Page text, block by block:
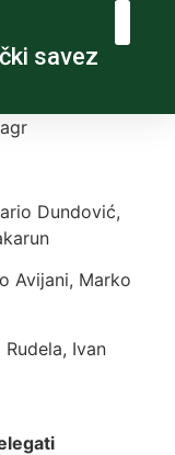
savez
Dundović,
Avijani, Marko
Ivan